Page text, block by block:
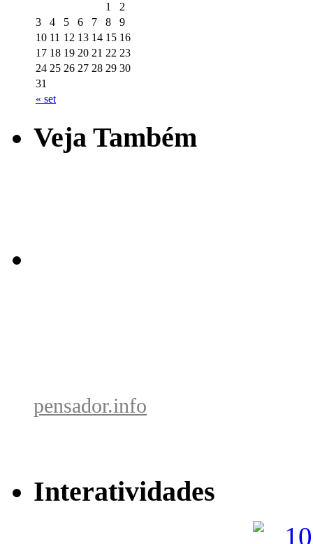
« set
1
2
3
4 5 6 7 8
9
10 11 12 13 14 15 16
17 18 19 20 21 22 23
24 25 26 27 28 29 30
31
Veja Também
pensador.info
Interatividades